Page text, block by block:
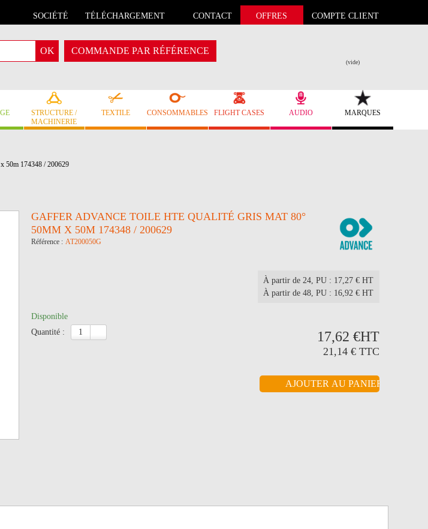
SOCIÉTÉ TÉLÉCHARGEMENT CONTACT OFFRES COMPTE CLIENT
(vide)
COMMANDE PAR RÉFÉRENCE
STRUCTURE /
MACHINERIE
TEXTILE CONSOMMABLES FLIGHT CASES AUDIO MARQUES
50m 174348 / 200629
GAFFER ADVANCE TOILE HTE QUALITÉ GRIS MAT 80°
50MM X 50M 174348 / 200629
Référence : AT200050G
À partir de 24, PU : 17,27 € HT
À partir de 48, PU : 16,92 € HT
Disponible
quantité :
17,62 €HT
21,14 € TTC